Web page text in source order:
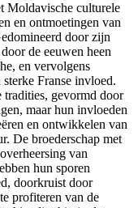
Moldavische culturele
en ontmoetingen van
door zijn
de eeuwen heen
en vervolgens
Franse invloed.
tradities, gevormd door
maar hun invloeden
en ontwikkelen van
De broederschap met
van
hun sporen
doorkruist door
profiteren van de